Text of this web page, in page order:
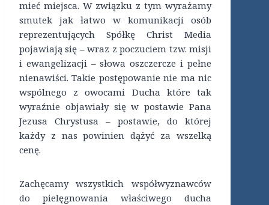
mieć miejsca. W związku z tym wyrażamy
smutek jak łatwo w komunikacji osób
reprezentujących Spółkę Christ Media
pojawiają się – wraz z poczuciem tzw. misji
i ewangelizacji – słowa oszczercze i pełne
nienawiści. Takie postępowanie nie ma nic
wspólnego z owocami Ducha które tak
wyraźnie objawiały się w postawie Pana
Jezusa Chrystusa – postawie, do której
każdy z nas powinien dążyć za wszelką
cenę.
Zachęcamy wszystkich współwyznawców
do pielęgnowania właściwego ducha